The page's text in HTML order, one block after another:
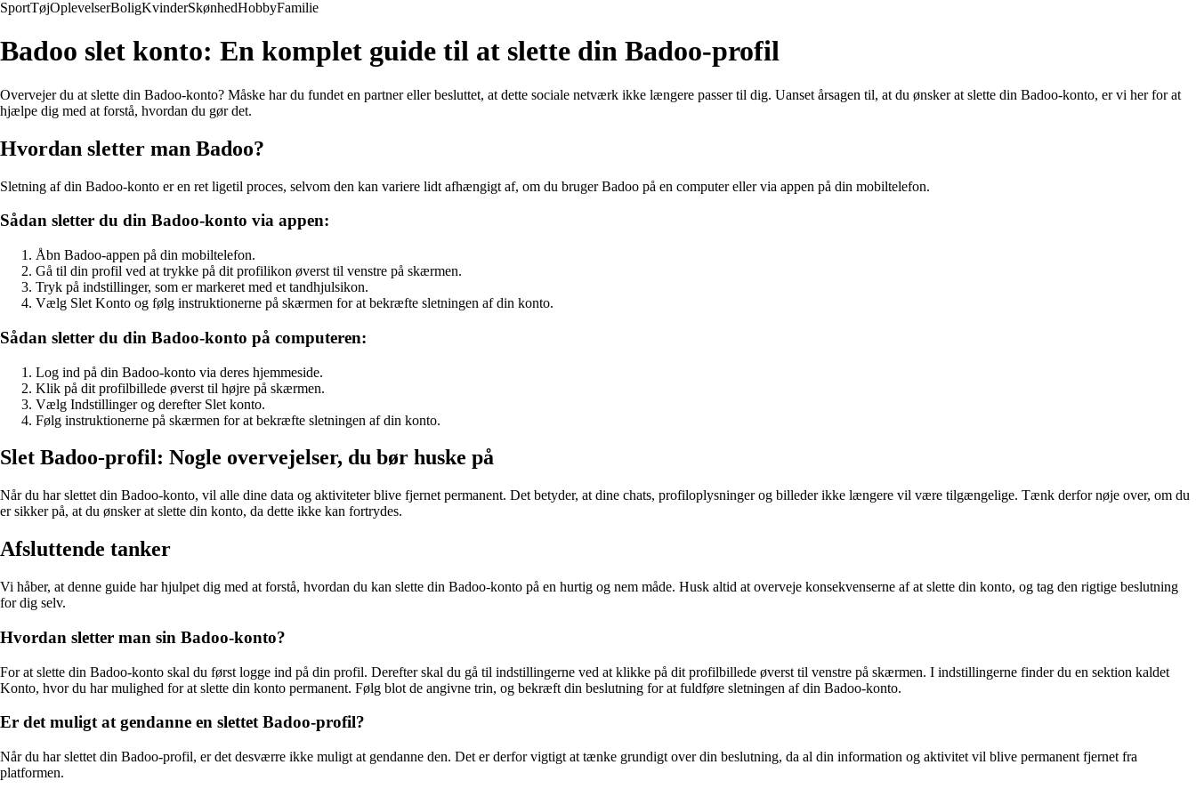
SportTøjOplevelserBoligKvinderSkønhedHobbyFamilie
Badoo slet konto: En komplet guide til at slette din Badoo-profil
Overvejer du at slette din Badoo-konto? Måske har du fundet en partner eller besluttet, at dette sociale netværk ikke længere passer til dig. Uanset årsagen til, at du ønsker at slette din Badoo-konto, er vi her for at
hjælpe dig med at forstå, hvordan du gør det.
Hvordan sletter man Badoo?
Sletning af din Badoo-konto er en ret ligetil proces, selvom den kan variere lidt afhængigt af, om du bruger Badoo på en computer eller via appen på din mobiltelefon.
Sådan sletter du din Badoo-konto via appen:
Åbn Badoo-appen på din mobiltelefon.
Gå til din profil ved at trykke på dit profilikon øverst til venstre på skærmen.
Tryk på indstillinger, som er markeret med et tandhjulsikon.
Vælg Slet Konto og følg instruktionerne på skærmen for at bekræfte sletningen af din konto.
Sådan sletter du din Badoo-konto på computeren:
Log ind på din Badoo-konto via deres hjemmeside.
Klik på dit profilbillede øverst til højre på skærmen.
Vælg Indstillinger og derefter Slet konto.
Følg instruktionerne på skærmen for at bekræfte sletningen af din konto.
Slet Badoo-profil: Nogle overvejelser, du bør huske på
Når du har slettet din Badoo-konto, vil alle dine data og aktiviteter blive fjernet permanent. Det betyder, at dine chats, profiloplysninger og billeder ikke længere vil være tilgængelige. Tænk derfor nøje over, om du
er sikker på, at du ønsker at slette din konto, da dette ikke kan fortrydes.
Afsluttende tanker
Vi håber, at denne guide har hjulpet dig med at forstå, hvordan du kan slette din Badoo-konto på en hurtig og nem måde. Husk altid at overveje konsekvenserne af at slette din konto, og tag den rigtige beslutning
for dig selv.
Hvordan sletter man sin Badoo-konto?
For at slette din Badoo-konto skal du først logge ind på din profil. Derefter skal du gå til indstillingerne ved at klikke på dit profilbillede øverst til venstre på skærmen. I indstillingerne finder du en sektion kaldet
Konto, hvor du har mulighed for at slette din konto permanent. Følg blot de angivne trin, og bekræft din beslutning for at fuldføre sletningen af din Badoo-konto.
Er det muligt at gendanne en slettet Badoo-profil?
Når du har slettet din Badoo-profil, er det desværre ikke muligt at gendanne den. Det er derfor vigtigt at tænke grundigt over din beslutning, da al din information og aktivitet vil blive permanent fjernet fra
platformen.